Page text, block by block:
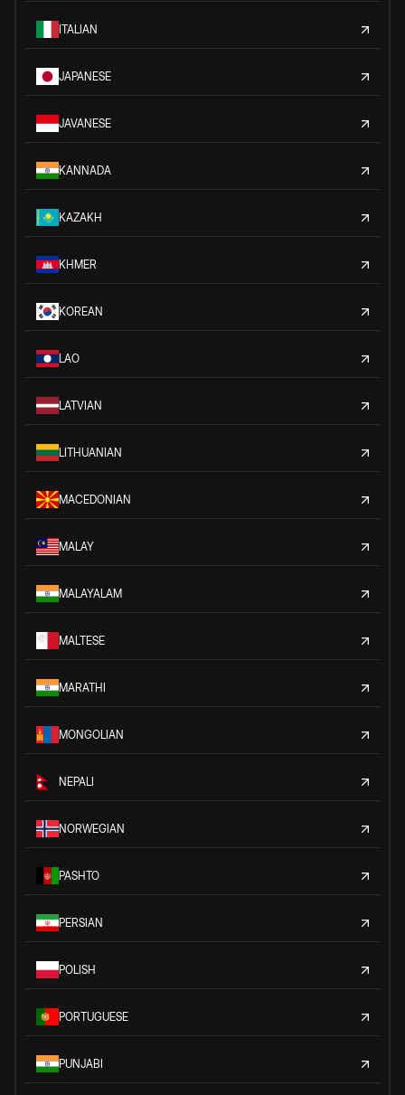
ITALIAN
JAPANESE
JAVANESE
KANNADA
KAZAKH
KHMER
KOREAN
LAO
LATVIAN
LITHUANIAN
MACEDONIAN
MALAY
MALAYALAM
MALTESE
MARATHI
MONGOLIAN
NEPALI
NORWEGIAN
PASHTO
PERSIAN
POLISH
PORTUGUESE
PUNJABI